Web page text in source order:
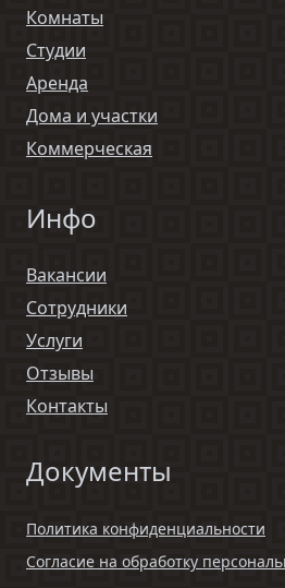
Комнаты
Студии
Аренда
Дома и участки
Коммерческая
Инфо
Вакансии
Сотрудники
Услуги
Отзывы
Контакты
Документы
Политика конфиденциальности
Согласие на обработку